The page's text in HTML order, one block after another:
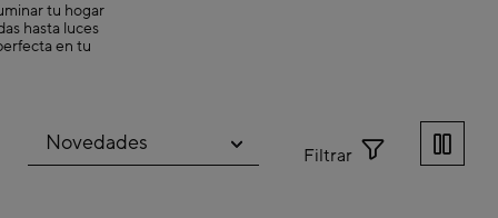
tu hogar
hasta luces
en tu
Filtrar